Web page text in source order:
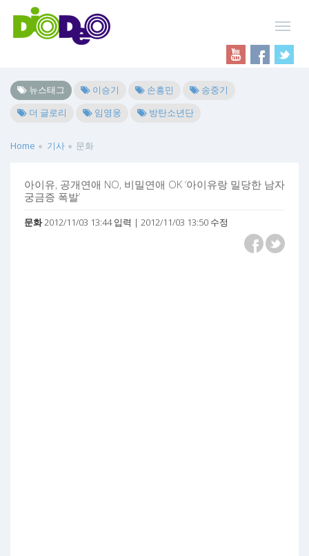
뉴스태그 이승기 손흥민
송중기
더 글로리
임영웅 방탄소년단
Home 기사 문화
아이유, 공개연애 NO, 비밀연애 OK ‘아이유랑 밀당한 남자
궁금증 폭발’
문화2012/11/03 13:44 입력 | 2012/11/03 13:50 수정